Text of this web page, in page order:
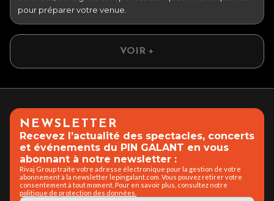
pour préparer votre venue.
VOIR +
NEWSLETTER
Recevez l’actualité des spectacles, concerts
et événements du PIN GALANT en vous
abonnant à notre newsletter :
Rivaj Group traite votre adresse électronique pour la gestion de votre
abonnement à la newsletter lepingalant.com. Vous pouvez retirer votre
consentement à tout moment. Pour en savoir plus, consultez notre
politique de protection des données.